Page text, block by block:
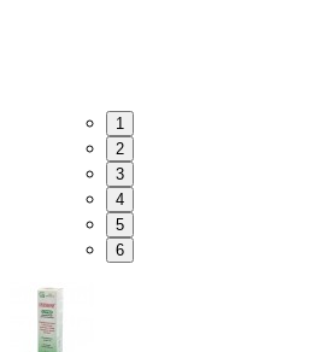
1
2
3
4
5
6